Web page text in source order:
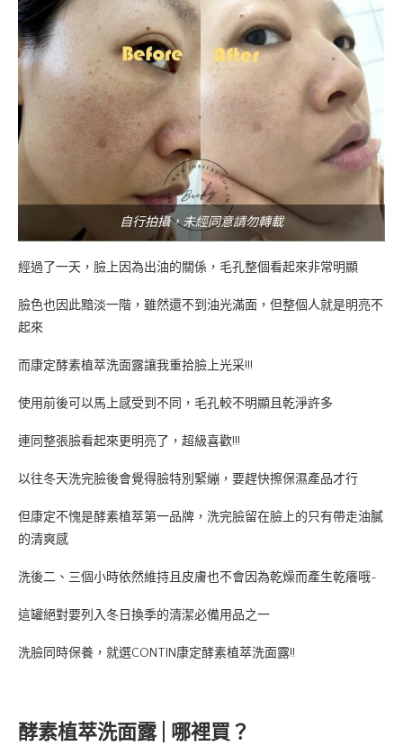
自行拍攝，未經同意請勿轉載
經過了一天，臉上因為出油的關係，毛孔整個看起來非常明顯
臉色也因此黯淡一階，雖然還不到油光滿面，但整個人就是明亮不
起來
而康定酵素植萃洗面露讓我重拾臉上光采!!!
使用前後可以馬上感受到不同，毛孔較不明顯且乾淨許多
連同整張臉看起來更明亮了，超級喜歡!!!
以往冬天洗完臉後會覺得臉特別緊繃，要趕快擦保濕產品才行
但康定不愧是酵素植萃第一品牌，洗完臉留在臉上的只有帶走油膩
的清爽感
洗後二、三個小時依然維持且皮膚也不會因為乾燥而產生乾癢哦~
這罐絕對要列入冬日換季的清潔必備用品之一
洗臉同時保養，就選CONTIN康定酵素植萃洗面露!!
酵素植萃洗面露 | 哪裡買？